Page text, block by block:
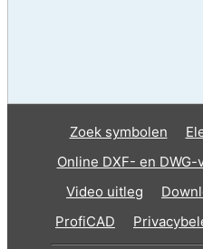
Zoek symbolen
Online DXF- en
Video uitleg
ProfiCAD